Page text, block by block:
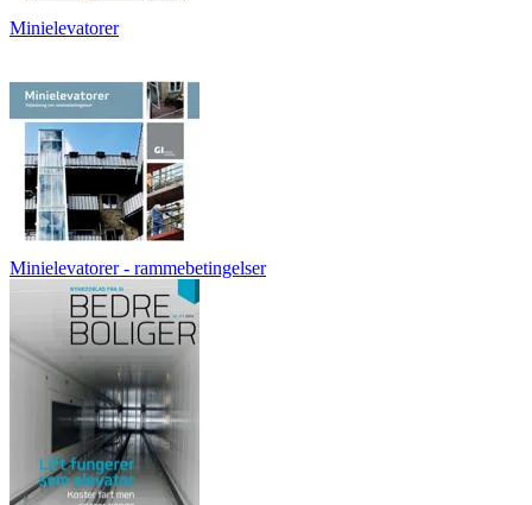
Minielevatorer
Minielevatorer - rammebetingelser